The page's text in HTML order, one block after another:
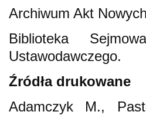
Archiwum Akt
Biblioteka
Ustawodawczego.
Źródła drukowane
Adamczyk M.,